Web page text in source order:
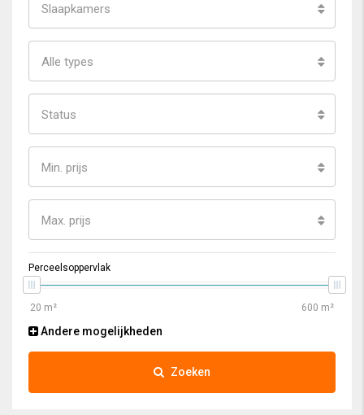
Slaapkamers
Alle types
Status
Min. prijs
Max. prijs
Perceelsoppervlak
Andere mogelijkheden
Zoeken